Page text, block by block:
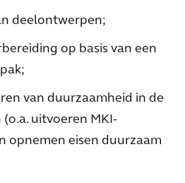
deelontwerpen;
op basis van een
van duurzaamheid in de
uitvoeren MKI-
opnemen eisen duurzaam